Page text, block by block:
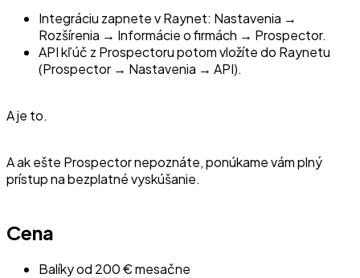
Integráciu zapnete v Raynet: Nastavenia →
Rozšírenia → Informácie o firmách → Prospector.
API kľúč z Prospectoru potom vložíte do Raynetu
(Prospector → Nastavenia → API).
A je to.
A ak ešte Prospector nepoznáte, ponúkame vám plný
prístup na bezplatné vyskúšanie.
Cena
Balíky od 200 € mesačne